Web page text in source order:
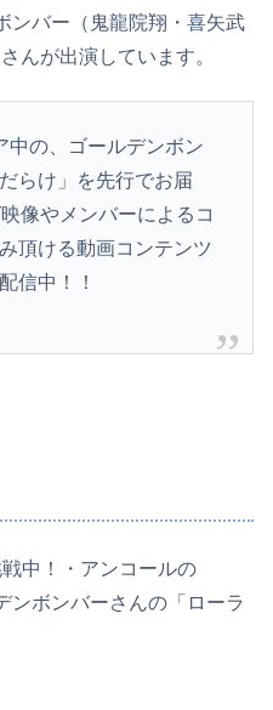
ンバー（鬼龍院翔・喜矢武
んが出演しています。
中の、ゴールデンボン
らけ」を先行でお届
像やメンバーによるコ
頂ける動画コンテンツ
信中！！
中！・アンコールの
ンボンバーさんの「ローラ